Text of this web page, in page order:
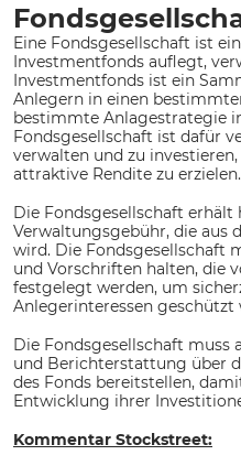
Eine Fondsgesellschaft ist
Investmentfonds auflegt,
Investmentfonds ist ein
Anlegern in einen
bestimmte Anlagestrategie
Fondsgesellschaft ist dafür
verwalten und zu
attraktive Rendite zu erzielen.
Die Fondsgesellschaft erhält
Verwaltungsgebühr, die aus
wird. Die Fondsgesellschaft
und Vorschriften halten, die
festgelegt werden, um
Anlegerinteressen geschützt
Die Fondsgesellschaft muss
und Berichterstattung über
des Fonds bereitstellen,
Entwicklung ihrer
Kommentar Stockstreet: